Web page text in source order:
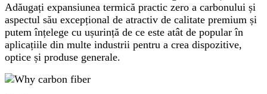
Adăugați expansiunea termică practic zero a carbonului și
aspectul său excepțional de atractiv de calitate premium și
putem înțelege cu ușurință de ce este atât de popular în
aplicațiile din multe industrii pentru a crea dispozitive,
optice și produse generale.